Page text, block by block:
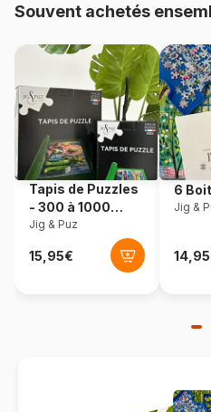
Référence
EAN
Nombre de pièces
Dimensions
Souvent achetés
Tapis de Puzzles
- 300 à 1000
pièces
Jig & Puz
6
Jig &